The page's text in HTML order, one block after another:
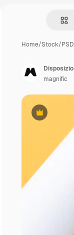
Home/Stock/PSD
Premium
magnific